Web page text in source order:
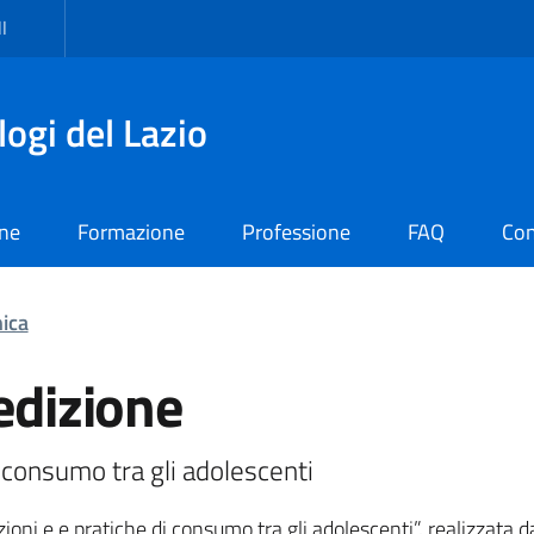
del Lazio
Formazione Professione FAQ
tra gli adolescenti